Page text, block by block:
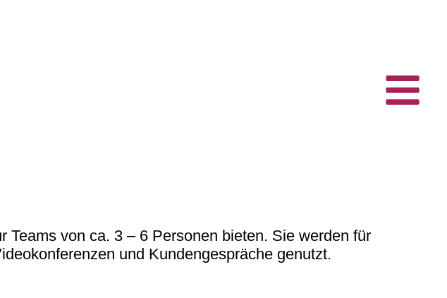
von ca. 3 – 6 Personen bieten. Sie werden für
und Kundengespräche genutzt.